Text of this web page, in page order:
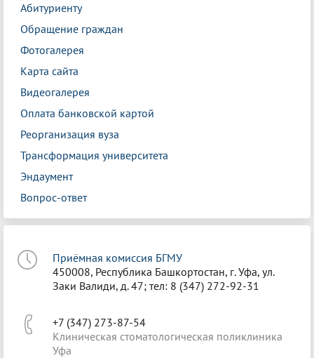
Абитуриенту
Обращение граждан
Фотогалерея
Карта сайта
Видеогалерея
Оплата банковской картой
Реорганизация вуза
Трансформация университета
Эндаумент
Вопрос-ответ
Приёмная комиссия БГМУ
450008, Республика Башкортостан, г. Уфа, ул.
Заки Валиди, д. 47; тел: 8 (347) 272-92-31
+7 (347) 273-87-54
Клиническая стоматологическая поликлиника
Уфа